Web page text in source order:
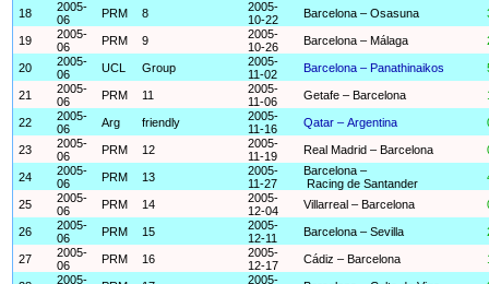
18
2005-
06
PRM 8
2005-
10-22
Barcelona – Osasuna
19
2005-
06
PRM 9
2005-
10-26
Barcelona – Málaga
20
2005-
06
UCL Group
2005-
11-02
Barcelona – Panathinaikos
21
2005-
06
PRM 11
2005-
11-06
Getafe – Barcelona
22
2005-
06
Arg friendly
2005-
11-16
Qatar – Argentina
23
2005-
06
PRM 12
2005-
11-19
Real Madrid – Barcelona
24
2005-
06
PRM 13
2005-
11-27
Barcelona –
Racing de Santander
25
2005-
06
PRM 14
2005-
12-04
Villarreal – Barcelona
26
2005-
06
PRM 15
2005-
12-11
Barcelona – Sevilla
27
2005-
06
PRM 16
2005-
12-17
Cádiz – Barcelona
2005-
2005-